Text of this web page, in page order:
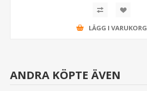
LÄGG I VARUKORG
ANDRA KÖPTE ÄVEN